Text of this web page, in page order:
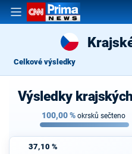
Celkové výsledky
Výsledky
100,00% okrsků sečteno
37,10 %